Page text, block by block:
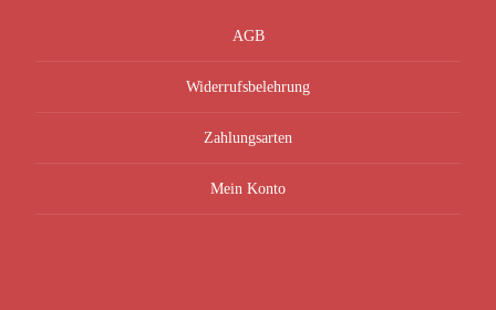
AGB
Widerrufsbelehrung
Zahlungsarten
Mein Konto